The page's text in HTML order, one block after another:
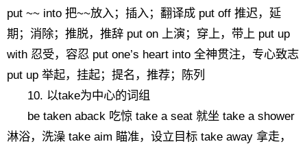
put ~~ into 把~~放入；插入；翻译成 put off 推迟，延
期；消除；推脱，推辞 put on 上演；穿上，带上 put up
with 忍受，容忍 put one’s heart into 全神贯注，专心致志
put up 举起，挂起；提名，推荐；陈列
10. 以take为中心的词组
be taken aback 吃惊 take a seat 就坐 take a shower
淋浴，洗澡 take aim 瞄准，设立目标 take away 拿走，